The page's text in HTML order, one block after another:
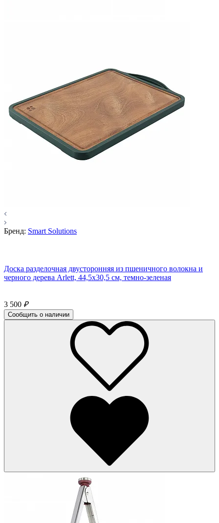
Бренд: Smart Solutions
Доска разделочная двусторонняя из пшеничного волокна и
черного дерева Arlett, 44,5х30,5 см, темно-зеленая
3 500 ₽
Сообщить о наличии